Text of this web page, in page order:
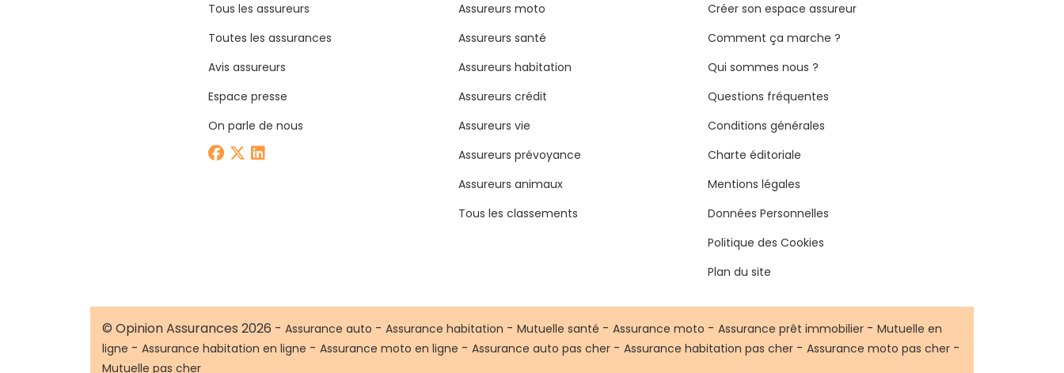
Tous les assureurs
Toutes les assurances
Avis assureurs
Espace presse
On parle de nous
Assureurs moto
Assureurs santé
Assureurs habitation
Assureurs crédit
Assureurs vie
Assureurs prévoyance
Assureurs animaux
Tous les classements
Créer son espace assureur
Comment ça marche ?
Qui sommes nous ?
Questions fréquentes
Conditions générales
Charte éditoriale
Mentions légales
Données Personnelles
Politique des Cookies
Plan du site
© Opinion Assurances 2026 - Assurance auto - Assurance habitation - Mutuelle santé - Assurance moto - Assurance prêt immobilier - Mutuelle en
ligne - Assurance habitation en ligne - Assurance moto en ligne - Assurance auto pas cher - Assurance habitation pas cher - Assurance moto pas cher -
Mutuelle pas cher